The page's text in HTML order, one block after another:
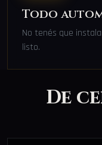
Todo
No tenés que
listo.
De